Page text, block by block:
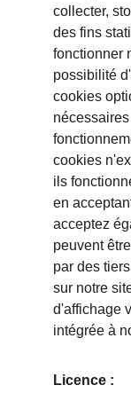
collecter,
des fins
fonctionner
possibilité
cookies
cookies
ils
en
acceptez
peuvent
par des
sur notre
d'affichage
intégrée à
Licence :